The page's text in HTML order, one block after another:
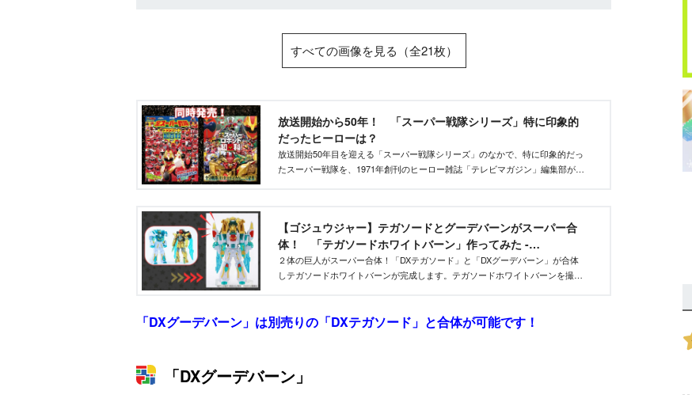
すべての画像を見る（全21枚）
放送開始から50年！ 「スーパー戦隊シリーズ」特に印象的
だったヒーローは？
放送開始50年目を迎える「スーパー戦隊シリーズ」のなかで、特に印象的だっ
たスーパー戦隊を、1971年創刊のヒーロー雑誌「テレビマガジン」編集部が厳
【ゴジュウジャー】テガソードとグーデバーンがスーパー合
体！ 「テガソードホワイトバーン」作ってみた -
TELEMAGA.net｜講談社
２体の巨人がスーパー合体！「DXテガソード」と「DXグーデバーン」が合体
しテガソードホワイトバーンが完成します。テガソードホワイトバーンを撮り
「DXグーデバーン」は別売りの「DXテガソード」と合体が可能です！
「DXグーデバーン」